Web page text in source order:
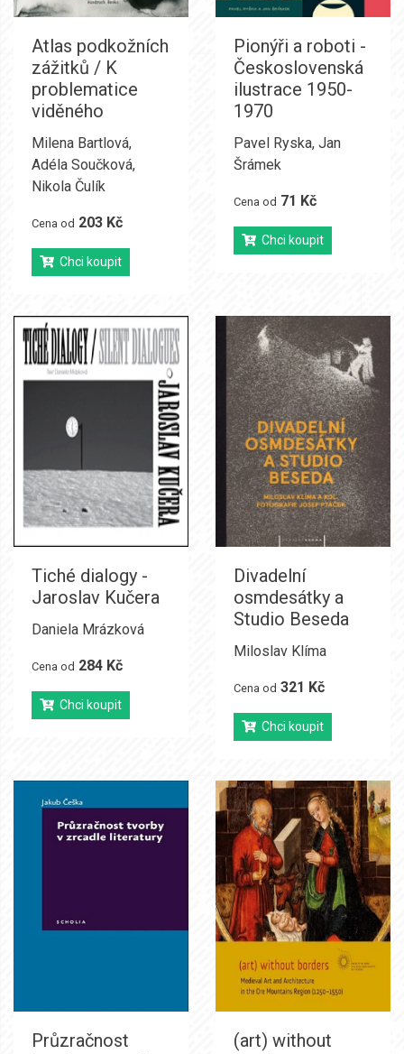
Atlas podkožních
zážitků / K
problematice
viděného
Milena Bartlová,
Adéla Součková,
Nikola Čulík
Cena od 203 Kč
Chci koupit
Pionýři a roboti -
Československá
ilustrace 1950-
1970
Pavel Ryska, Jan
Šrámek
Cena od 71 Kč
Chci koupit
Tiché dialogy -
Jaroslav Kučera
Daniela Mrázková
Cena od 284 Kč
Chci koupit
Divadelní
osmdesátky a
Studio Beseda
Miloslav Klíma
Cena od 321 Kč
Chci koupit
Průzračnost
(art) without